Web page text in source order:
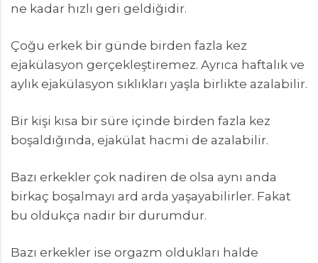
ne kadar hızlı geri geldiğidir.
Çoğu erkek bir günde birden fazla kez
ejakülasyon gerçekleştiremez. Ayrıca haftalık ve
aylık ejakülasyon sıklıkları yaşla birlikte azalabilir.
Bir kişi kısa bir süre içinde birden fazla kez
boşaldığında, ejakülat hacmi de azalabilir.
Bazı erkekler çok nadiren de olsa aynı anda
birkaç boşalmayı ard arda yaşayabilirler. Fakat
bu oldukça nadir bir durumdur.
Bazı erkekler ise orgazm oldukları halde